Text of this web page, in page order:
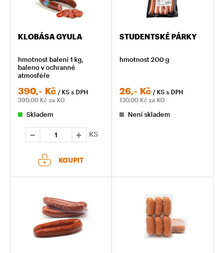
KLOBÁSA GYULA
hmotnost balení 1 kg,
baleno v ochranné
atmosféře
390,- Kč / KS s DPH
390,00 Kč za KG
Skladem
KS
KOUPIT
STUDENTSKÉ PÁRKY
hmotnost 200 g
26,- Kč / KS s DPH
130,00 Kč za KG
Není skladem